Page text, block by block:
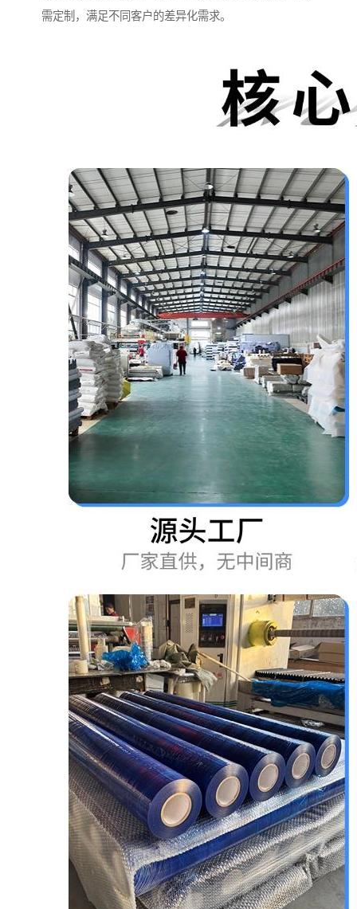
需定制，满足不同客户的差异化需求。